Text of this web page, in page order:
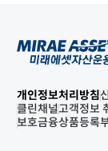
개인정보처리방침
클린채널고객정보
보호금융상품등록